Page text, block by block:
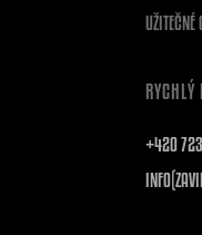
UŽITEČNÉ
+420